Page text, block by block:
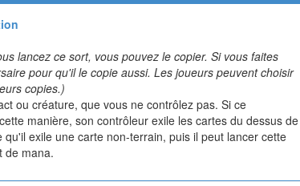
lancez ce sort, vous pouvez le copier. Si vous faites
pour qu'il le copie aussi. Les joueurs peuvent choisir
copies.)
ou créature, que vous ne contrôlez pas. Si ce
manière, son contrôleur exile les cartes du dessus de
qu'il exile une carte non-terrain, puis il peut lancer cette
de mana.